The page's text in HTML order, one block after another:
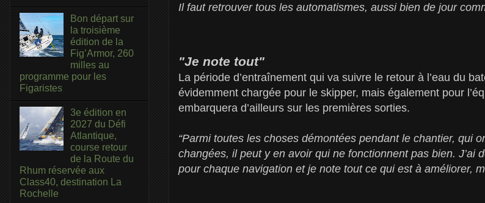
Il faut retrouver tous les automatismes, aussi bien de jour
"Je note tout"
La période d’entraînement qui va suivre le retour à l’eau du
évidemment chargée pour le skipper, mais également pour
embarquera d’ailleurs sur les premières sorties.
“Parmi toutes les choses démontées pendant le chantier, qui
changées, il peut y en avoir qui ne fonctionnent pas bien. J’ai
pour chaque navigation et je note tout ce qui est à améliorer,
Bon départ sur
la troisième
édition de la
Fig’Armor, 260
milles au
programme pour les
Figaristes
3e édition en
2027 du Défi
Atlantique,
course retour
de la Route du
Rhum réservée aux
Class40, destination La
Rochelle